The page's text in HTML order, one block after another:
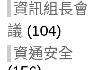
資訊組長會
議 (104)
資通安全